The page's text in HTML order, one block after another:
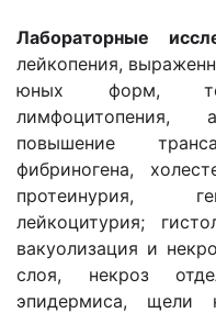
Лабораторные
лейкопения,
юных форм,
лимфоцитопения,
повышение
фибриногена,
протеинурия,
лейкоцитурия;
вакуолизация и
слоя, некроз
эпидермиса, щели